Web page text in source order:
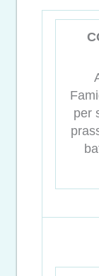
per